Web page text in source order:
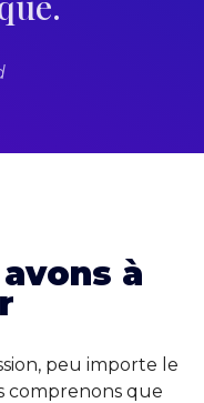
à
peu importe le
comprenons que